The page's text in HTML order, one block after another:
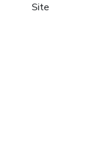
Site